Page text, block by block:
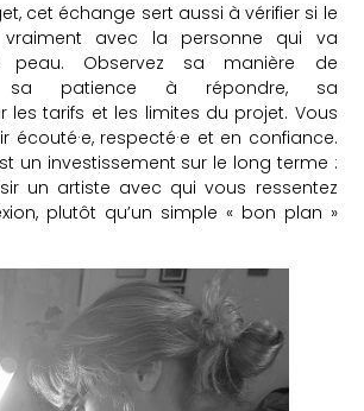
cet échange sert aussi à vérifier si le
avec la personne qui va
peau. Observez sa manière de
sa patience à répondre, sa
les tarifs et les limites du projet. Vous
écouté·e, respecté·e et en confiance.
un investissement sur le long terme :
un artiste avec qui vous ressentez
plutôt qu’un simple « bon plan »